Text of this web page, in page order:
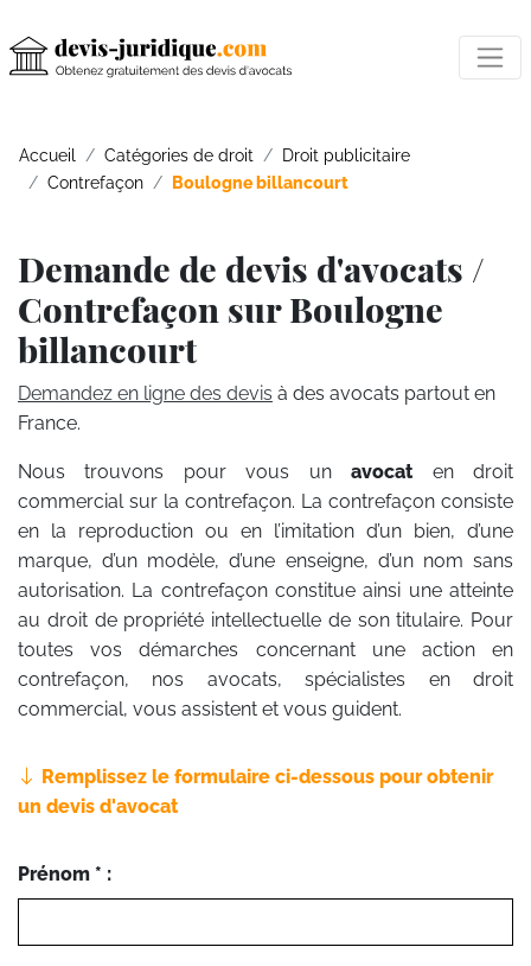
Accueil Catégories de droit
Droit publicitaire
Contrefaçon
Boulogne billancourt
Demande de devis d'avocats /
Contrefaçon sur Boulogne
billancourt
Demandez en ligne des devis à des avocats partout en
France.
Nous trouvons pour vous unavocat en droit
commercial sur la contrefaçon. La contrefaçon consiste
en la reproduction ou en l’imitation d’un bien, d’une
marque, d’un modèle, d’une enseigne, d’un nom sans
autorisation. La contrefaçon constitue ainsi une atteinte
au droit de propriété intellectuelle de son titulaire. Pour
toutes vos démarches concernant une action en
contrefaçon, nos avocats, spécialistes en droit
commercial, vous assistent et vous guident.
Remplissez le formulaire ci-dessous pour obtenir
un devis d'avocat
Prénom * :